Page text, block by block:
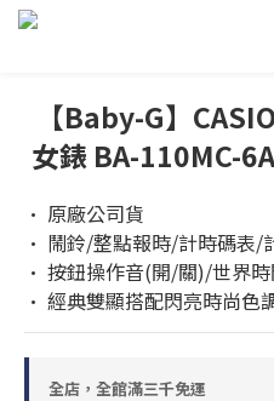
【Baby-G】
女錶 BA-110MC-
• 原廠公司貨
• 鬧鈴/整點報時/計時碼表/
• 按鈕操作音(開/關)/世界
• 經典雙顯搭配閃亮時尚色
全店，全館滿三千免運